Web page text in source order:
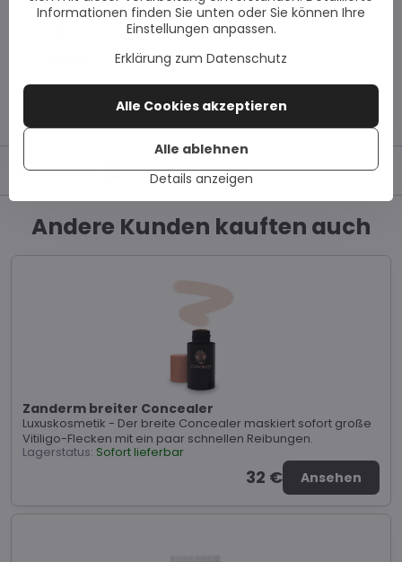
info@vitiligoshop.at
+49 781 95633952
Diskussion 0
Andere Kunden kauften auch
Zanderm breiter Concealer
Luxuskosmetik - Der breite Concealer maskiert sofort große
Vitiligo-Flecken mit ein paar schnellen Reibungen.
Lagerstatus: Sofort lieferbar
32 € Ansehen
Informationen finden Sie unten oder Sie können Ihre
Einstellungen anpassen.
Erklärung zum Datenschutz
Details anzeigen
Alle Cookies akzeptieren
Alle ablehnen